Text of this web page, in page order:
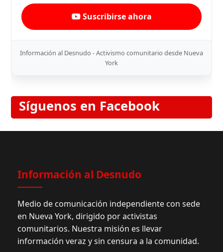
Suscribirse ahora
Información al Desnudo - Activismo comunitario desde Nueva
York
Síguenos en Facebook
Información al Desnudo
Medio de comunicación independiente con sede
en Nueva York, dirigido por activistas
comunitarios. Nuestra misión es llevar
información veraz y sin censura a la comunidad.